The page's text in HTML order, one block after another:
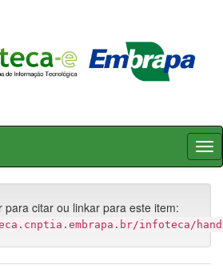
para citar ou linkar para este item:
infoteca/